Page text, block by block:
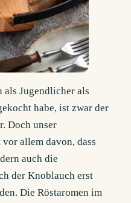
als Jugendlicher als
habe, ist zwar der
Doch unser
allem davon, dass
auch die
der Knoblauch erst
Die Röstaromen im